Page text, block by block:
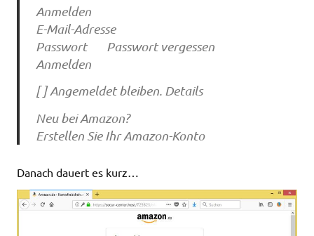
Anmelden
E-Mail-Adresse
Passwort Passwort vergessen
Anmelden
[ ] Angemeldet bleiben. Details
Neu bei Amazon?
Erstellen Sie Ihr Amazon-Konto
Danach dauert es kurz…